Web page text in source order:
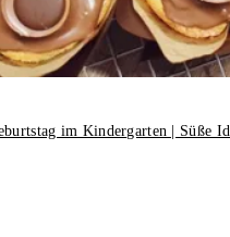
im Kindergarten | Süße